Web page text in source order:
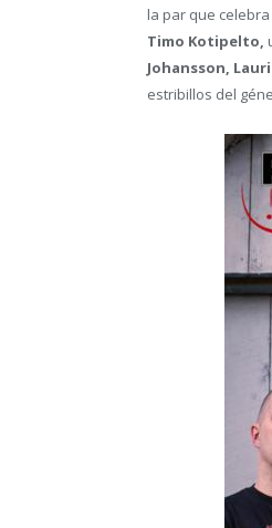
la par que
Timo Kotipelto,
Johansson,
estribillos del